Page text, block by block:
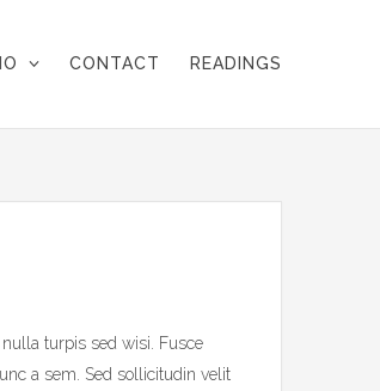
CONTACT READINGS
turpis sed wisi. Fusce
a sem. Sed sollicitudin velit